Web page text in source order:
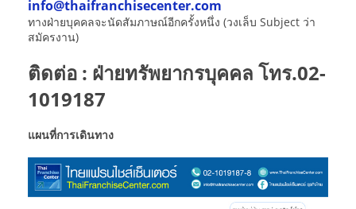
info@thaifranchisecenter.com
ทางฝ่ายบุคคลจะนัดสัมภาษณ์อีกครั้งหนึ่ง (วงเล็บ Subject ว่า
สมัครงาน)
ติดต่อ : ฝ่ายทรัพยากรบุคคล โทร.02-
1019187
แผนที่การเดินทาง